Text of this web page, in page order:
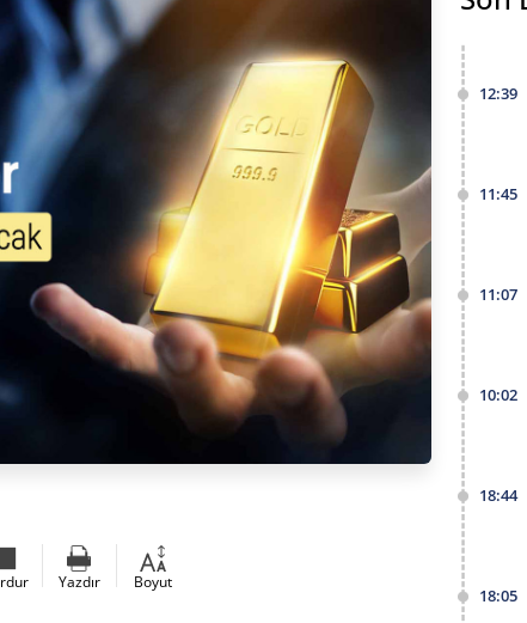
Yazdır Boyut
12:39
11:45
11:07
10:02
18:44
18:05